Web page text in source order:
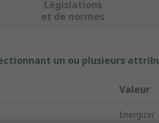
Législations
et de normes
un ou plusieurs
Valeur
Energizer